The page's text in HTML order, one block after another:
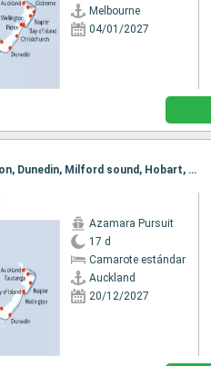
Melbourne
04/01/2027
Itinerario : Auckland, Bay of Island, Tauranga, Napier, Wellington, Dunedin, Milford sound, Hobart, Melbourne, Eden, Sidney
Azamara Pursuit
17 d
Camarote estándar
Auckland
20/12/2027